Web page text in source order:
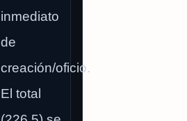
inmediato
de
creación/oficio.
El total